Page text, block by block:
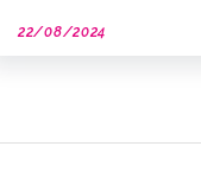
22/08/2024